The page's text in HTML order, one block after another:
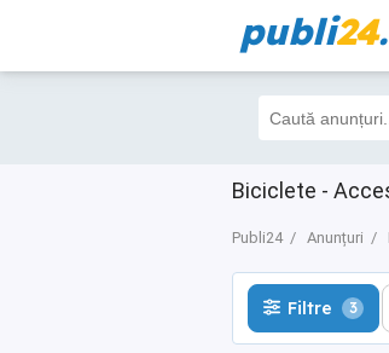
publi24
Biciclete -
Publi24 Anunțuri
Filtre 3
Filtre 3